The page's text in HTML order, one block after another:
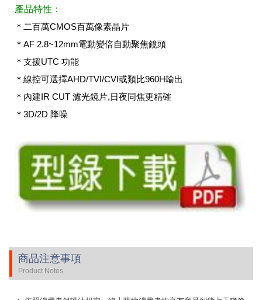
產品特性：
＊二百萬CMOS百萬像素晶片
＊AF 2.8~12mm電動變倍自動聚焦鏡頭
＊支援UTC 功能
＊線控可選擇AHD/TVI/CVI或類比960H輸出
＊內建IR CUT 濾光鏡片,日夜同焦更精確
＊3D/2D 降噪
商品注意事項
Product Notes